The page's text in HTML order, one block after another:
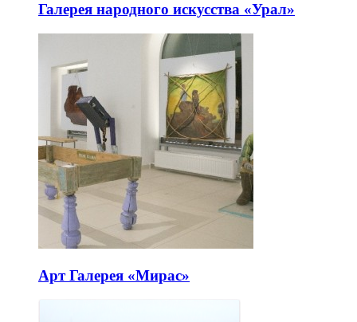
Галерея народного искусства «Урал»
Арт Галерея «Мирас»